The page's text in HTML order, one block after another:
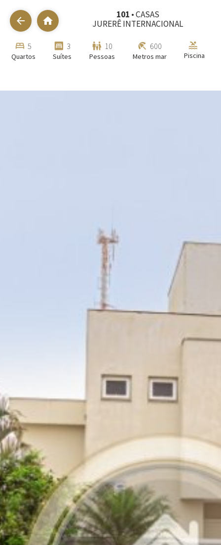
arrow_back home
101 • CASAS
JURERÊ INTERNACIONAL
bed 5
Quartos
bedroom_parent 3
Suítes
family_restroom 10
Pessoas
beach_access 600
Metros mar
pool
Piscina